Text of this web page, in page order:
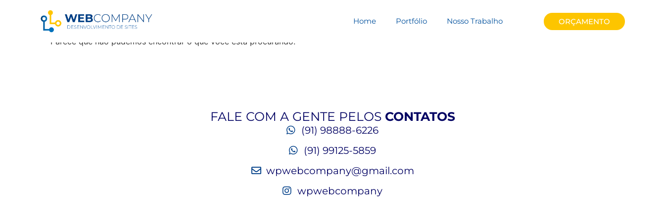
Home Portfólio Nosso Trabalho ORÇAMENTO
Resultados da pesquisa por: 700306139n6vkn
Parece que não pudemos encontrar o que você está procurando.
FALE COM A GENTE PELOS CONTATOS
(91) 98888-6226
(91) 99125-5859
wpwebcompany@gmail.com
wpwebcompany